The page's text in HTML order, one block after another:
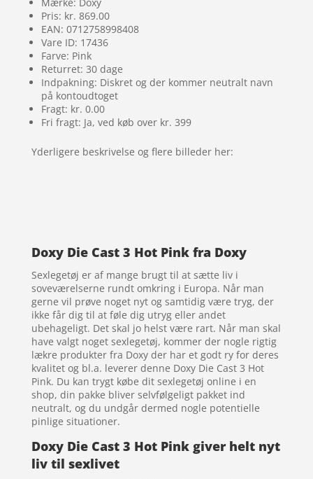
Pris: kr. 869.00
EAN: 0712758998408
Vare ID: 17436
Farve: Pink
Returret: 30 dage
Indpakning: Diskret og der kommer neutralt navn
på kontoudtoget
Fragt: kr. 0.00
Fri fragt: Ja, ved køb over kr. 399
Yderligere beskrivelse og flere billeder her:
Doxy Die Cast 3 Hot Pink fra Doxy
Sexlegetøj er af mange brugt til at sætte liv i
soveværelserne rundt omkring i Europa. Når man
gerne vil prøve noget nyt og samtidig være tryg, der
ikke får dig til at føle dig utryg eller andet
ubehageligt. Det skal jo helst være rart. Når man skal
have valgt noget sexlegetøj, kommer der nogle rigtig
lækre produkter fra Doxy der har et godt ry for deres
kvalitet og bl.a. leverer denne Doxy Die Cast 3 Hot
Pink. Du kan trygt købe dit sexlegetøj online i en
shop, din pakke bliver selvfølgeligt pakket ind
neutralt, og du undgår dermed nogle potentielle
pinlige situationer.
Doxy Die Cast 3 Hot Pink giver helt nyt
liv til sexlivet